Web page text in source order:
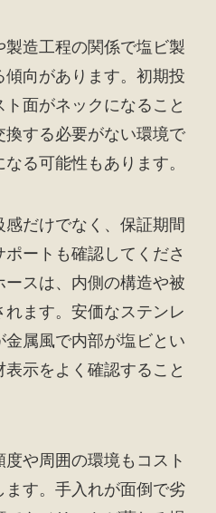
造工程の関係で塩ビ製
向があります。初期投
面がネックになること
する必要がない環境で
る可能性もあります。
だけでなく、保証期間
ートも確認してくださ
スは、内側の構造や被
ます。安価なステンレ
属風で内部が塩ビとい
示をよく確認すること
や周囲の環境もコスト
す。手入れが面倒で劣